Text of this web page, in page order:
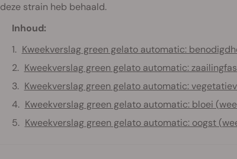
deze strain heb behaald.
Inhoud:
Kweekverslag green gelato automatic:
Kweekverslag green gelato automatic:
Kweekverslag green gelato automatic:
Kweekverslag green gelato automatic: bloei
Kweekverslag green gelato automatic: oogst